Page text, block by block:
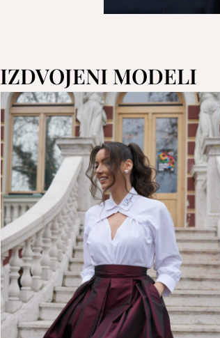
IZDVOJENI MODELI